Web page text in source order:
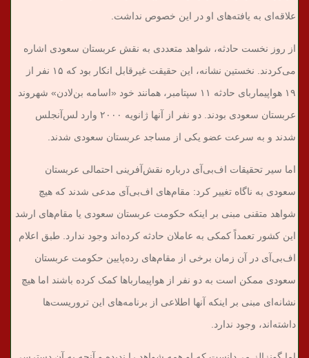
علاقه‌ای به یافته‌های او در این خصوص نداشت.
از روز نخست حادثه، شواهد متعددی به نقش عربستان سعودی اشاره
می‌کردند. نخستین نشانه، این حقیقت غیرقابل انکار بود که ۱۵ نفر از
۱۹ هواپیماربای حادثه ۱۱ سپتامبر، همانند خود «اسامه بن‌لادن» شهروند
عربستان سعودی بودند. دو نفر از آنها ژانویه ۲۰۰۰ وارد لس‌آنجلس
شدند و به سرعت عضو یکی از مساجد عربستان سعودی شدند.
اما سیر تحقیقات اف‌بی‌آی درباره نقش‌آفرینی احتمالی عربستان
سعودی به ناگاه تغییر کرد: مقام‌های اف‌بی‌آی مدعی شدند که هیچ
شواهد متقنی مبنی بر اینکه حکومت عربستان سعودی یا مقام‌های ارشد
این کشور تعمداً کمکی به عاملان حادثه کرده‌اند وجود ندارد. طبق اعلام
اف‌بی‌آی در آن زمان برخی از مقام‌های رده‌پایین حکومت عربستان
سعودی ممکن است به دو نفر از هواپیمارباها کمک کرده باشند اما هیچ
نشانه‌ای مبنی بر اینکه آنها اطلاعی از برنامه‌های این تروریست‌ها
داشته‌اند، وجود ندارد.